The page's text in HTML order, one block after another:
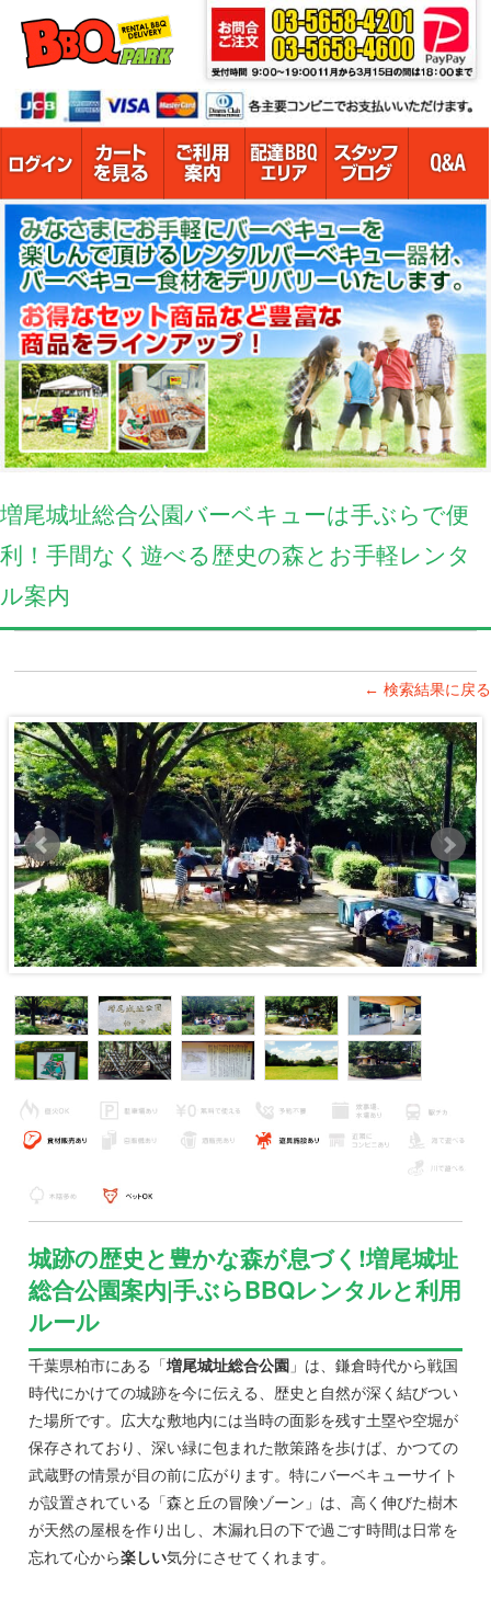
増尾城址総合公園バーベキューは手ぶらで便
利！手間なく遊べる歴史の森とお手軽レンタ
ル案内
← 検索結果に戻る
城跡の歴史と豊かな森が息づく!増尾城址
総合公園案内|手ぶらBBQレンタルと利用
ルール
千葉県柏市にある「増尾城址総合公園 」は、鎌倉時代から戦国
時代にかけての城跡を今に伝える、歴史と自然が深く結びつい
た場所です。広大な敷地内には当時の面影を残す土塁や空堀が
保存されており、深い緑に包まれた散策路を歩けば、かつての
武蔵野の情景が目の前に広がります。特にバーベキューサイト
が設置されている「森と丘の冒険ゾーン」は、高く伸びた樹木
が天然の屋根を作り出し、木漏れ日の下で過ごす時間は日常を
忘れて心から楽しい気分にさせてくれます。